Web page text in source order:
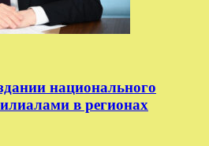
национального
в регионах